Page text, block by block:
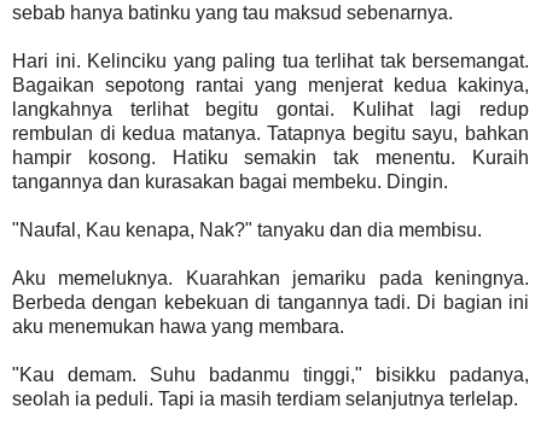
sebab hanya batinku yang tau maksud sebenarnya.
Hari ini. Kelinciku yang paling tua terlihat tak bersemangat.
Bagaikan sepotong rantai yang menjerat kedua kakinya,
langkahnya terlihat begitu gontai. Kulihat lagi redup
rembulan di kedua matanya. Tatapnya begitu sayu, bahkan
hampir kosong. Hatiku semakin tak menentu. Kuraih
tangannya dan kurasakan bagai membeku. Dingin.
"Naufal, Kau kenapa, Nak?" tanyaku dan dia membisu.
Aku memeluknya. Kuarahkan jemariku pada keningnya.
Berbeda dengan kebekuan di tangannya tadi. Di bagian ini
aku menemukan hawa yang membara.
"Kau demam. Suhu badanmu tinggi," bisikku padanya,
seolah ia peduli. Tapi ia masih terdiam selanjutnya terlelap.